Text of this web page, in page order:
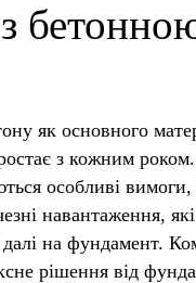
як основного
з кожним
особливі
навантаження,
на фундамент.
рішення від